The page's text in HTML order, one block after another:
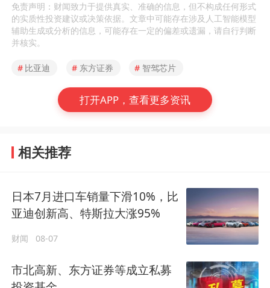
免责声明：财闻致力于提供真实、准确的信息，但不构成任何形式
的实质性投资建议或决策依据。文章中可能存在涉及人工智能模型
辅助生成或分析的信息，可能存在一定的偏差或遗漏，请自行判断
并核实。
# 比亚迪 # 东方证券 # 智驾芯片
打开APP，查看更多资讯
相关推荐
日本7月进口车销量下滑10%，比
亚迪创新高、特斯拉大涨95%
财闻 08-07
市北高新、东方证券等成立私募